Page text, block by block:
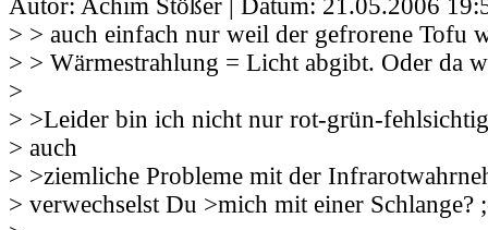
Autor: Achim Stößer | Datum: 21.05.2006
> > auch einfach nur weil der gefrorene Tofu
> > Wärmestrahlung = Licht abgibt. Oder da
>
> >Leider bin ich nicht nur rot-grün-
> auch
> >ziemliche Probleme mit der
> verwechselst Du >mich mit einer Schlange?